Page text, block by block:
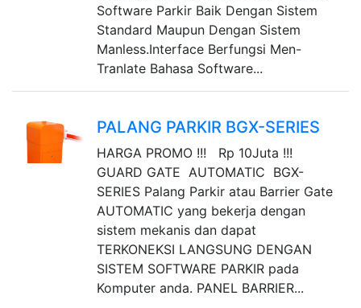
Software Parkir Baik Dengan Sistem
Standard Maupun Dengan Sistem
Manless.Interface Berfungsi Men-
Tranlate Bahasa Software...
PALANG PARKIR BGX-SERIES
HARGA PROMO !!! Rp 10Juta !!!
GUARD GATE AUTOMATIC BGX-
SERIES Palang Parkir atau Barrier Gate
AUTOMATIC yang bekerja dengan
sistem mekanis dan dapat
TERKONEKSI LANGSUNG DENGAN
SISTEM SOFTWARE PARKIR pada
Komputer anda. PANEL BARRIER...